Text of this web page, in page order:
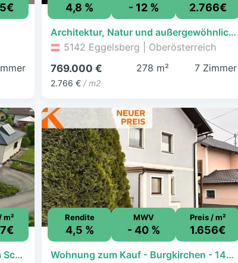
4,8 % - 12 % 2.766€
Architektur, Natur und außergewöhnlicher Wohnkomfort
5142 Eggelsberg | Oberösterreich
769.000 €
2.766 €/ m2
278 m² 7 Zimmer
m²
Mehrfamilienhaus zum Kauf - Maria Schmolln - 350.000 € - 7 Zimmer, 210 m², 1.025 m² Grundstück, frei ab sofort
Rendite
4,5 %
MWV
- 40 %
Preis / m²
1.656€
Wohnung zum Kauf - Burgkirchen - 149.000 € - 4 Zimmer, 90 m²